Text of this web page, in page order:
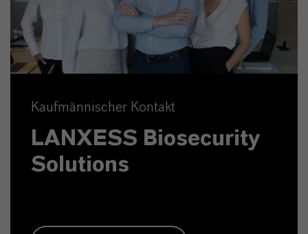
Kaufmännischer Kontakt
LANXESS Biosecurity
Solutions